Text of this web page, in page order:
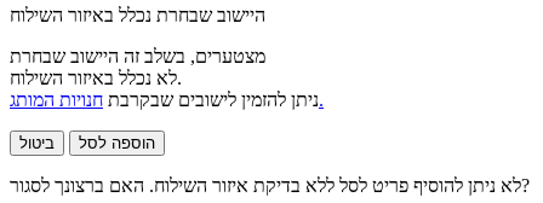
היישוב שבחרת נכלל באיזור השילוח
מצטערים, בשלב זה היישוב שבחרת
לא נכלל באיזור השילוח.
ניתן להזמין לישובים שבקרבתחנויות המותג.
ביטול הוספה לסל
לא ניתן להוסיף פריט לסל ללא בדיקת איזור השילוח. האם ברצונך לסגור?